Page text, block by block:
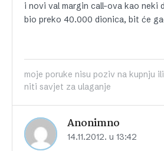
i novi val margin call-ova kao neki
bio preko 40.000 dionica, bit će
moje poruke nisu poziv na kupnju
niti savjet za ulaganje
Anonimno
14.11.2012. u 13:42